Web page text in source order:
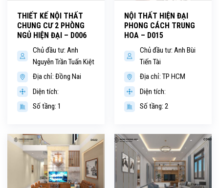
THIẾT KẾ NỘI THẤT
CHUNG CƯ 2 PHÒNG
NGỦ HIỆN ĐẠI – D006
Chủ đầu tư: Anh
Nguyễn Trần Tuấn Kiệt
Địa chỉ: Đồng Nai
Diện tích:
Số tầng: 1
NỘI THẤT HIỆN ĐẠI
PHONG CÁCH TRUNG
HOA – D015
Chủ đầu tư: Anh Bùi
Tiến Tài
Địa chỉ: TP HCM
Diện tích:
Số tầng: 2